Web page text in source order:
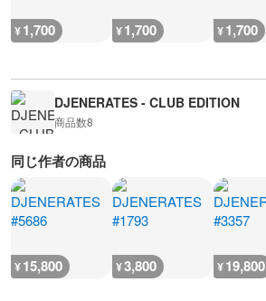
¥1,700 ¥1,700 ¥1,700
DJENERATES - CLUB EDITION
商品数8
同じ作者の商品
¥15,800 ¥3,800 ¥19,800